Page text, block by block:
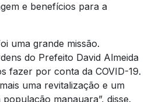
e benefícios para a
uma grande missão.
do Prefeito David Almeida
fazer por conta da COVID-19.
uma revitalização e um
manauara”, disse.